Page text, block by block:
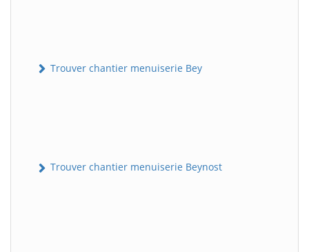
Trouver chantier menuiserie Bey
Trouver chantier menuiserie Beynost